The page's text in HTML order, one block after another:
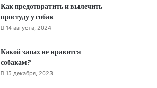
Как предотвратить и вылечить
простуду у собак
14 августа, 2024
Какой запах не нравится
собакам?
15 декабря, 2023